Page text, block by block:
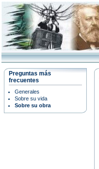
Preguntas más
frecuentes
Generales
Sobre su vida
Sobre su obra